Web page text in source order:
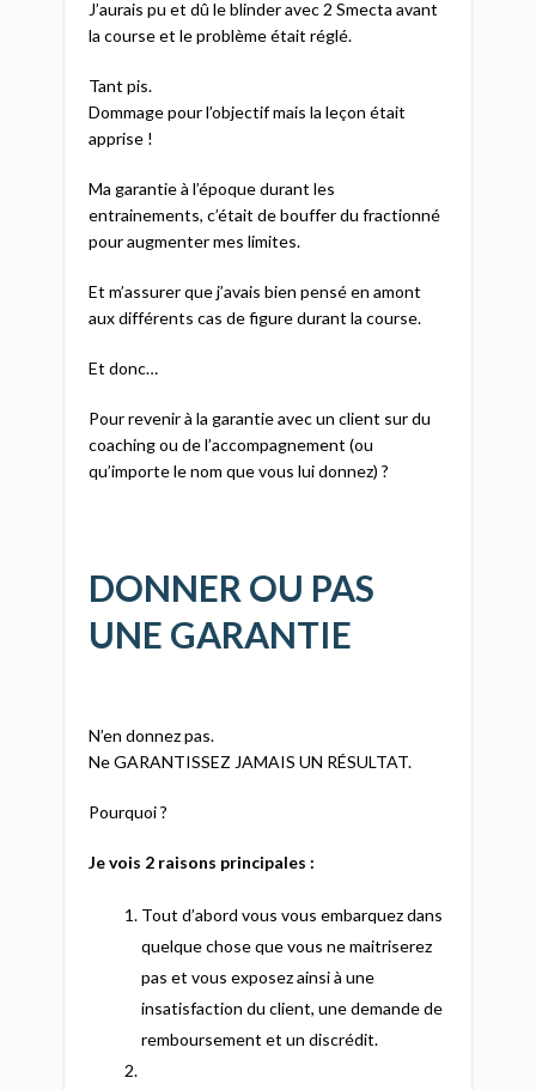
J’aurais pu et dû le blinder avec 2 Smecta avant
la course et le problème était réglé.
Tant pis.
Dommage pour l’objectif mais la leçon était
apprise !
Ma garantie à l’époque durant les
entrainements, c’était de bouffer du fractionné
pour augmenter mes limites.
Et m’assurer que j’avais bien pensé en amont
aux différents cas de figure durant la course.
Et donc…
Pour revenir à la garantie avec un client sur du
coaching ou de l’accompagnement (ou
qu’importe le nom que vous lui donnez) ?
DONNER OU PAS
UNE GARANTIE
N’en donnez pas.
Ne GARANTISSEZ JAMAIS UN RÉSULTAT.
Pourquoi ?
Je vois 2 raisons principales :
Tout d’abord vous vous embarquez dans
quelque chose que vous ne maitriserez
pas et vous exposez ainsi à une
insatisfaction du client, une demande de
remboursement et un discrédit.